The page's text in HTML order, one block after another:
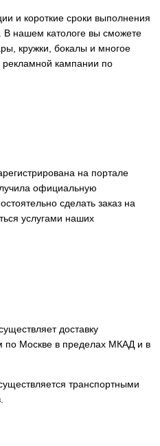
и короткие сроки выполнения
В нашем катологе вы сможете
кружки, бокалы и многое
кампании по
на портале
официальную
сделать заказ на
услугами наших
доставку
по Москве в пределах МКАД и в
транспортными